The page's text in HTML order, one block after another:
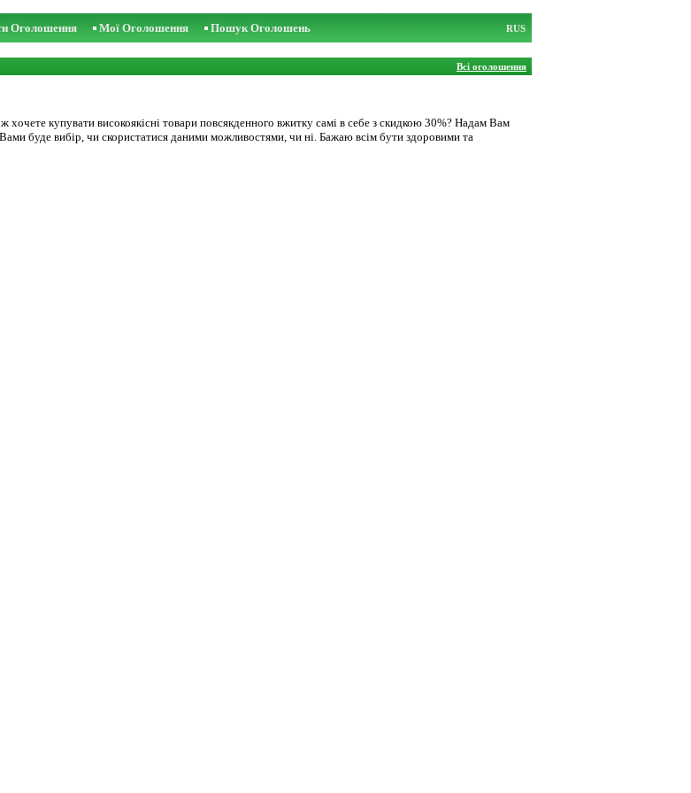
Оголошення Мої Оголошення Пошук Оголошень RUS
Всі оголошення
хочете купувати високоякісні товари повсякденного вжитку самі в себе з скидкою 30%? Надам Вам
буде вибір, чи скористатися даними можливостями, чи ні. Бажаю всім бути здоровими та